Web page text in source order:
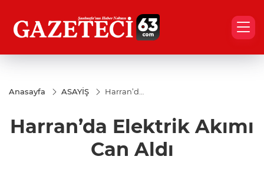
Anasayfa ASAYİŞ
Harran’da
Can Aldı
Harran’da Elektrik Akımı
Can Aldı